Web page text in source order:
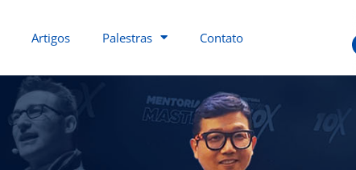
Artigos Palestras Contato